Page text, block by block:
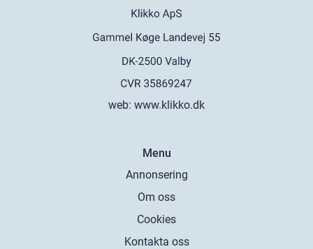
web: www.klikko.dk
Menu
Annonsering
Om oss
Cookies
Kontakta oss